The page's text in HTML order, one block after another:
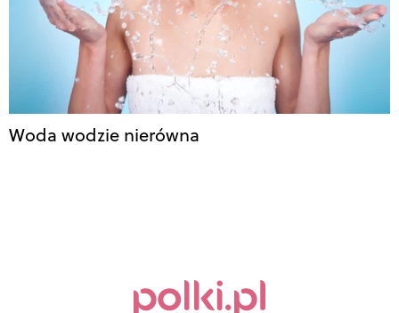
Woda wodzie nierówna